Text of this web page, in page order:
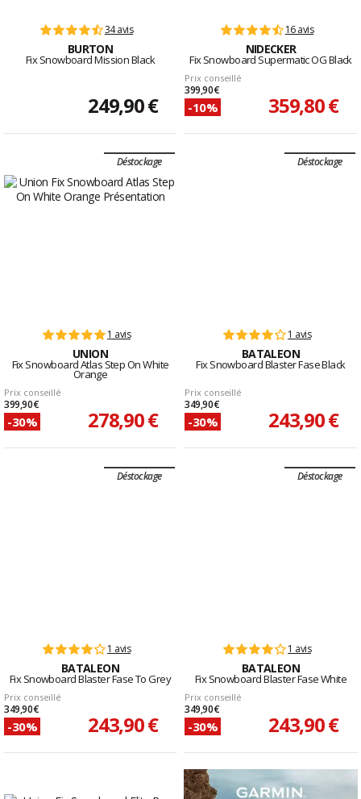
34 avis
BURTON
Fix Snowboard Mission Black
249,90 €
16 avis
NIDECKER
Fix Snowboard Supermatic OG Black
Prix conseillé
399,90 €
-10% 359,80 €
Déstockage
1 avis
UNION
Fix Snowboard Atlas Step On White
Orange
Prix conseillé
399,90 €
-30% 278,90 €
Déstockage
1 avis
BATALEON
Fix Snowboard Blaster Fase Black
Prix conseillé
349,90 €
-30% 243,90 €
Déstockage
1 avis
BATALEON
Fix Snowboard Blaster Fase To Grey
Prix conseillé
349,90 €
-30% 243,90 €
Déstockage
1 avis
BATALEON
Fix Snowboard Blaster Fase White
Prix conseillé
349,90 €
-30% 243,90 €